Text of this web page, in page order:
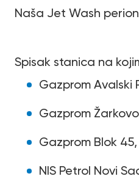
Naša Jet Wash
Spisak stanica na
Gazprom Avalski
Gazprom
Gazprom Blok
NIS Petrol Novi